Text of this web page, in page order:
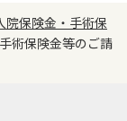
組み
院保険金・手術保
術保険金等のご請